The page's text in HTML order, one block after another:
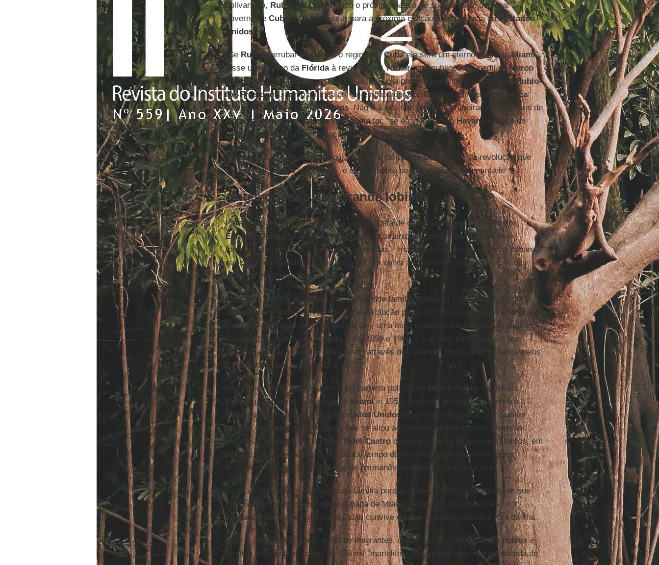
bolivariano, Rubio
está planejando o próximo passo de sua carreira: derrubar o
governo de Cuba e se candidatar para a próxima eleição à presidência dosEstados
Unidos.
“Se RubioderrubarMaduroe o regime deCubaele será um eterno herói emMiami”,
disse um político da Flóridaà revista New Yorker, que publicou um perfil deMarco
Rubioem 12 de janeiro passado. E isso é uma parte importante “da estratégia Rubio-
for-President”, como afirmou um ex-embaixador dos Estados Unidos na
América
Latina ao repórter Dexter Filkins. Não é à toa, que uma das primeiras declarações de
Rubiodepois da invasão daVenezuelafoi: “se eu vivesse emHavana
e fosse do
governo, eu estaria bem preocupado”.
Diferente do queRubioafirmou, seus pais saíram deCuba
antes da revolução que
levouFidel Castroao poder — e essa mentira serviu politicamente para ele
Antes de tudo, um grande lobista
Para entender o motivo da lorota sobre a data de chegada da família Rubionos
Estados Unidos
, é preciso mergulhar na comunidade cubana daFlórida
, hoje
formada por cerca de 1,8 milhão de pessoas – mais da metade da população cubana
radicada nos Estados Unidos – e levar em conta as diferentes características das
levas de imigração da ilha desde 1959.
A carreira política dogolden boyda humilde famíliaRubio
foi construída a partir do
ódio anticomunista cultivado desde a revolução pelos 400 mil cubanos que chegaram
nas duas primeiras levas de imigração – uma mais endinheirada e ligada ao ditador
, que aportou naFlórida
entre 1959 e 1962, e outra formada também por
pessoas de classe média, que vieram através dos
freedom flights
, patrocinados pelos
Estados Unidos , entre 1965 e 1973.
Os financiadores mais longevos da carreira política de Marco Rubio
, os irmãos
Fanjul, por exemplo, chegaram a Miamiin 1959, trazendo na bagagem dinheiro
suficiente para reconstruir nos
Estados Unidos
o baronato do açúcar que haviam
perdido em
Cuba. Foi essa elite que se aliou ao governo americano nas diversas
tentativas de derrubar ou matar Fidel Castrodesde a invasão da baía dos Porcos, em
1962, e garantiu privilégios até pouco tempo desfrutados exclusivamente pelos
imigrantes cubanos, como vistos de permanência especiais e
greencards.
“Rubio mentiu sobre a chegada da família porque queria adquirir uma tatuagem que
contava pontos na comunidade cubana de Miami”, explica o jornalista e escritor
Fernando de Morais
que há décadas convive com os cubanos, dentro e fora da ilha.
Com a chegada de novas levas de imigrantes, dessa vez de cubanos mais pobres e
de pele mais escura, como os 128 mil “marielitos” que vieram pelo mar na década de